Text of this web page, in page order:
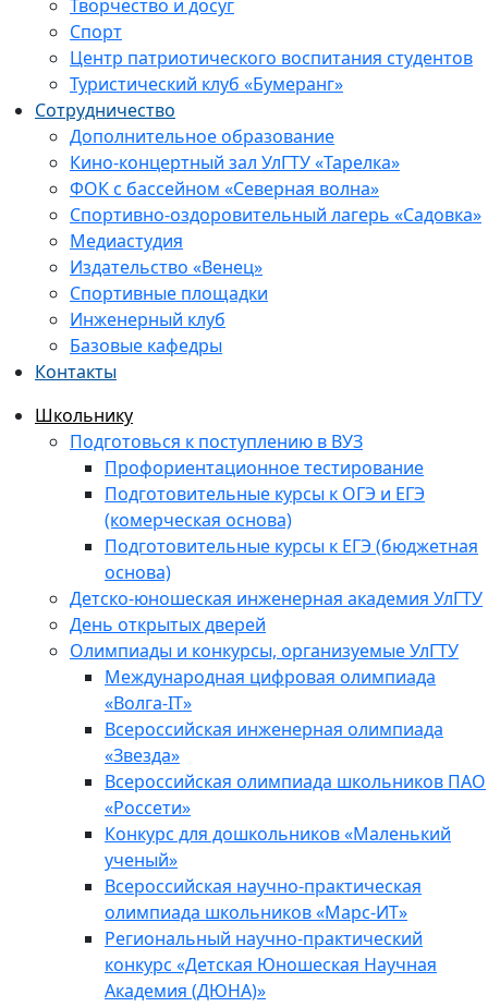
Творчество и досуг
Спорт
Центр патриотического воспитания студентов
Туристический клуб «Бумеранг»
Сотрудничество
Дополнительное образование
Кино-концертный зал УлГТУ «Тарелка»
ФОК с бассейном «Северная волна»
Спортивно-оздоровительный лагерь «Садовка»
Медиастудия
Издательство «Венец»
Спортивные площадки
Инженерный клуб
Базовые кафедры
Контакты
Школьнику
Подготовься к поступлению в ВУЗ
Профориентационное тестирование
Подготовительные курсы к ОГЭ и ЕГЭ
(комерческая основа)
Подготовительные курсы к ЕГЭ (бюджетная
основа)
Детско-юношеская инженерная академия УлГТУ
День открытых дверей
Олимпиады и конкурсы, организуемые УлГТУ
Международная цифровая олимпиада
«Волга-IT»
Всероссийская инженерная олимпиада
«Звезда»
Всероссийская олимпиада школьников ПАО
«Россети»
Конкурс для дошкольников «Маленький
ученый»
Всероссийская научно-практическая
олимпиада школьников «Марс-ИТ»
Региональный научно-практический
конкурс «Детская Юношеская Научная
Академия (ДЮНА)»